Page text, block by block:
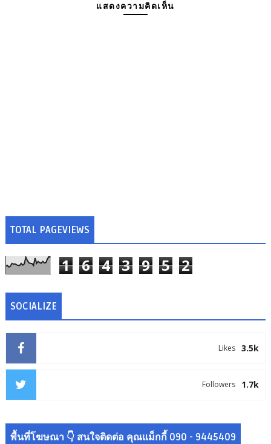
แสดงความคิดเห็น
TOTAL PAGEVIEWS
1 6 4 3 9 5 2
SOCIALIZE
3.5k
Likes
1.7k
Followers
พื้นที่โฆษณา 👇 สนใจติดต่อ คุณแม็กกี้ 090 - 9445409